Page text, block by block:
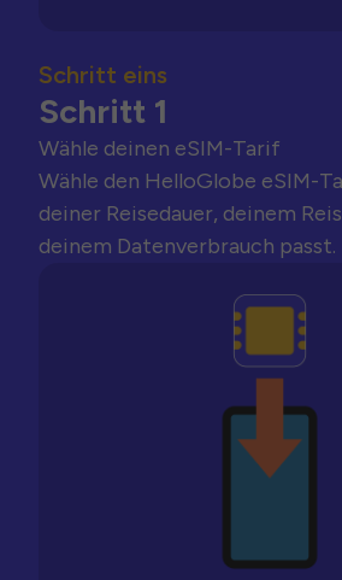
Schritt eins
Schritt 1
Wähle deinen eSIM-Tarif
Wähle den HelloGlobe eSIM-
deiner Reisedauer, deinem
deinem Datenverbrauch passt.